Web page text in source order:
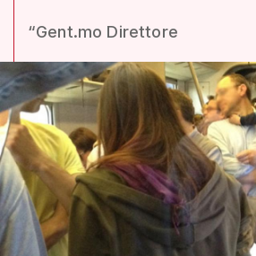
“Gent.mo Direttore